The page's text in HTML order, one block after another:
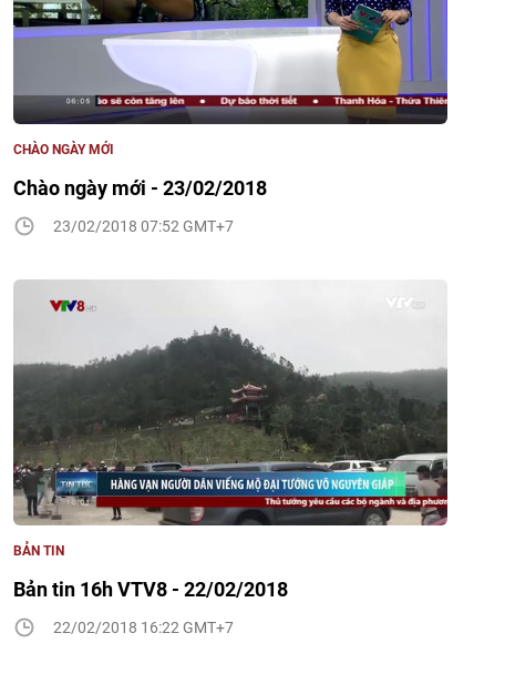
Chào ngày mới - 23/02/2018
CHÀO NGÀY MỚI
23/02/2018 07:52 GMT+7
Bản tin 16h VTV8 - 22/02/2018
BẢN TIN
22/02/2018 16:22 GMT+7